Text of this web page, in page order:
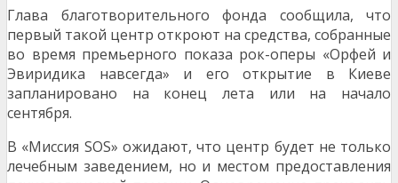
Глава благотворительного фонда сообщила, что
первый такой центр откроют на средства, собранные
во время премьерного показа рок-оперы «Орфей и
Эвиридика навсегда» и его открытие в Киеве
запланировано на конец лета или на начало
сентября.
В «Миссия SOS» ожидают, что центр будет не только
лечебным заведением, но и местом предоставления